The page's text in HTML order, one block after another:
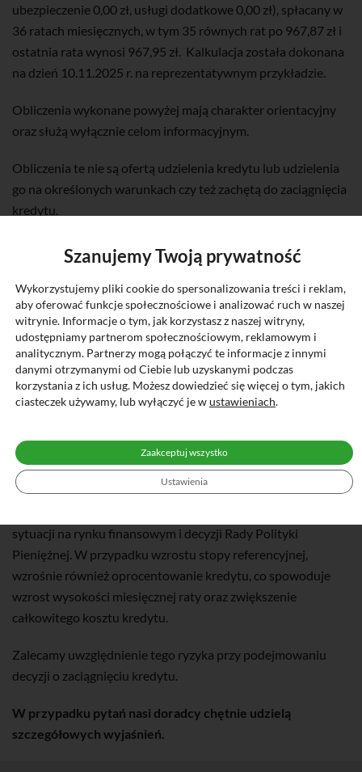
ubezpieczenie 0,00 zł, usługi dodatkowe 0,00 zł), spłacany w
36 ratach miesięcznych, w tym 35 równych rat po 967,87 zł i
ostatnia rata wynosi 967,95 zł. Kalkulacja została dokonana
na dzień 10.11.2025 r. na reprezentatywnym przykładzie.
Obliczenia wykonane powyżej mają charakter orientacyjny
oraz służą wyłącznie celom informacyjnym.
Obliczenia te nie są ofertą udzielenia kredytu lub udzielenia
go na określonych warunkach czy też zachętą do zaciągnięcia
kredytu.
Decyzja o przyznaniu kredytu w określonej kwocie i
warunkach podejmowana jest po dokonaniu przez bank
oceny zdolności kredytowej i ryzyka kredytowego.
WAŻNA INFORMACJA O RYZYKU ZMIANY
STOPY PROCENTOWEJ:
Oprocentowanie oraz wysokość raty dla kredytu ze zmienną
stopą procentową mogą ulec zmianie w trakcie trwania
Ryzyko wzrostu stopy procentowej: oprocentowanie kredytu
może być oparte na zmiennej stopie referencyjnej (np.
sytuacji na rynku finansowym i decyzji Rady Polityki
Pieniężnej. W przypadku wzrostu stopy referencyjnej,
wzrośnie również oprocentowanie kredytu, co spowoduje
wzrost wysokości miesięcznej raty oraz zwiększenie
całkowitego kosztu kredytu.
Zalecamy uwzględnienie tego ryzyka przy podejmowaniu
decyzji o zaciągnięciu kredytu.
W przypadku pytań nasi doradcy chętnie udzielą
szczegółowych wyjaśnień.
Szanujemy Twoją prywatność
Wykorzystujemy pliki cookie do spersonalizowania treści i reklam,
aby oferować funkcje społecznościowe i analizować ruch w naszej
witrynie. Informacje o tym, jak korzystasz z naszej witryny,
udostępniamy partnerom społecznościowym, reklamowym i
analitycznym. Partnerzy mogą połączyć te informacje z innymi
danymi otrzymanymi od Ciebie lub uzyskanymi podczas
korzystania z ich usług. Możesz dowiedzieć się więcej o tym, jakich
ciasteczek używamy, lub wyłączyć je wustawieniach.
Zaakceptuj wszystko
Ustawienia